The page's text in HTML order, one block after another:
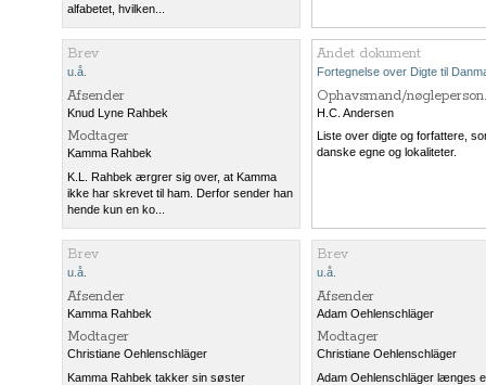
alfabetet, hvilken...
Brev
u.å.
Afsender
Knud Lyne Rahbek
Modtager
Kamma Rahbek
K.L. Rahbek ærgrer sig over, at Kamma
ikke har skrevet til ham. Derfor sender han
hende kun en ko...
Andet dokument
Fortegnelse over Digte til
Ophavsmand/nøgleperson.
H.C. Andersen
Liste over digte og forfattere,
danske egne og lokaliteter.
Brev
u.å.
Afsender
Kamma Rahbek
Modtager
Christiane Oehlenschläger
Kamma Rahbek takker sin søster
Brev
u.å.
Afsender
Adam Oehlenschläger
Modtager
Christiane Oehlenschläger
Adam Oehlenschläger længes